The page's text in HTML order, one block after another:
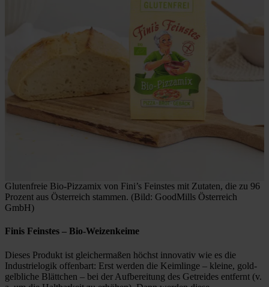
Glutenfreie Bio-Pizzamix von Fini’s Feinstes mit Zutaten, die zu 96
Prozent aus Österreich stammen. (Bild: GoodMills Österreich
GmbH)
Finis Feinstes – Bio-Weizenkeime
Dieses Produkt ist gleichermaßen höchst innovativ wie es die
Industrielogik offenbart: Erst werden die Keimlinge – kleine, gold-
gelbliche Blättchen – bei der Aufbereitung des Getreides entfernt (v.